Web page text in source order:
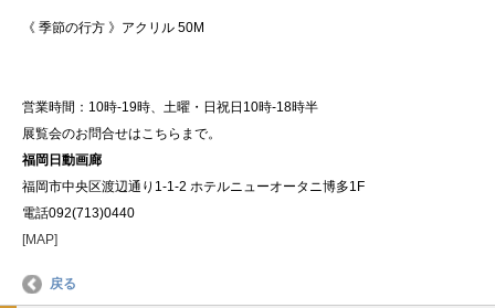
《 季節の行方 》アクリル 50M
営業時間：10時-19時、土曜・日祝日10時-18時半
展覧会のお問合せはこちらまで。
福岡日動画廊
福岡市中央区渡辺通り1-1-2 ホテルニューオータニ博多1F
電話092(713)0440
[MAP]
戻る